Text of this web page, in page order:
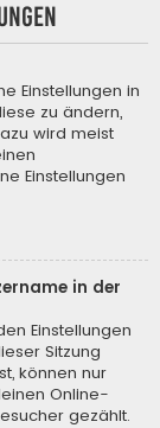
Einstellungen in
zu ändern,
wird meist
Einstellungen
in der
Einstellungen
Sitzung
können nur
Online-
gezählt.